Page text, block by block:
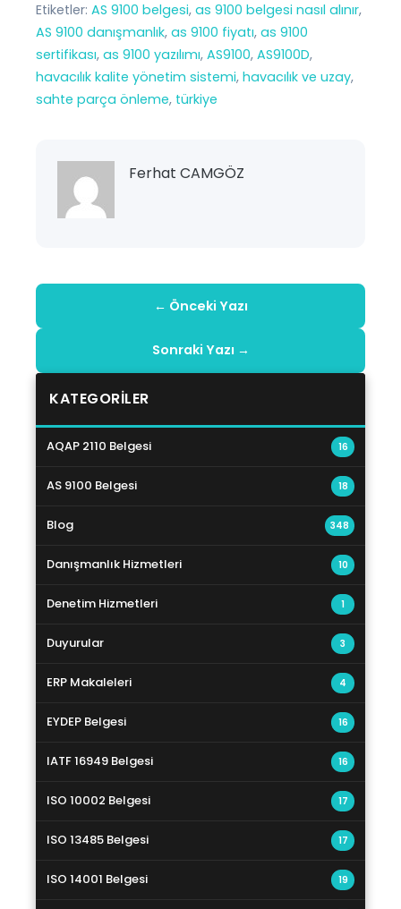
Etiketler: AS 9100 belgesi, as 9100 belgesi nasıl alınır
AS 9100 danışmanlık, as 9100 fiyatı, as 9100
sertifikası, as 9100 yazılımı, AS9100, AS9100D
havacılık kalite yönetim sistemi, havacılık ve uzay
sahte parça önleme, türkiye
Ferhat CAMGÖZ
← Önceki Yazı
Sonraki Yazı →
KATEGORILER
AQAP 2110 Belgesi 16
AS 9100 Belgesi 18
Blog 348
Danışmanlık Hizmetleri 10
Denetim Hizmetleri 1
Duyurular 3
ERP Makaleleri 4
EYDEP Belgesi 16
IATF 16949 Belgesi 16
ISO 10002 Belgesi 17
ISO 13485 Belgesi 17
ISO 14001 Belgesi 19